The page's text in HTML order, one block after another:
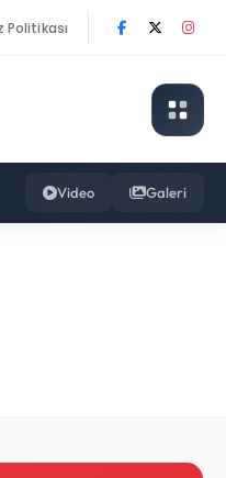
Politikası
Video Galeri